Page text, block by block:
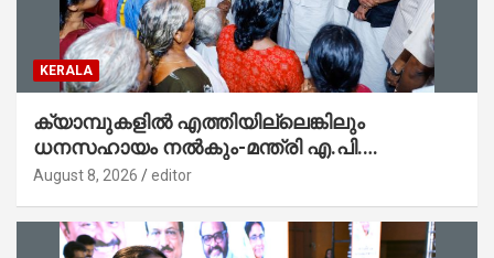
KERALA
ക്യാമ്പുകളിൽ എത്തിയില്ലെങ്കിലും
ധനസഹായം നൽകും-മന്ത്രി എ.പി.
അനിൽകുമാർ
August 8, 2026 editor